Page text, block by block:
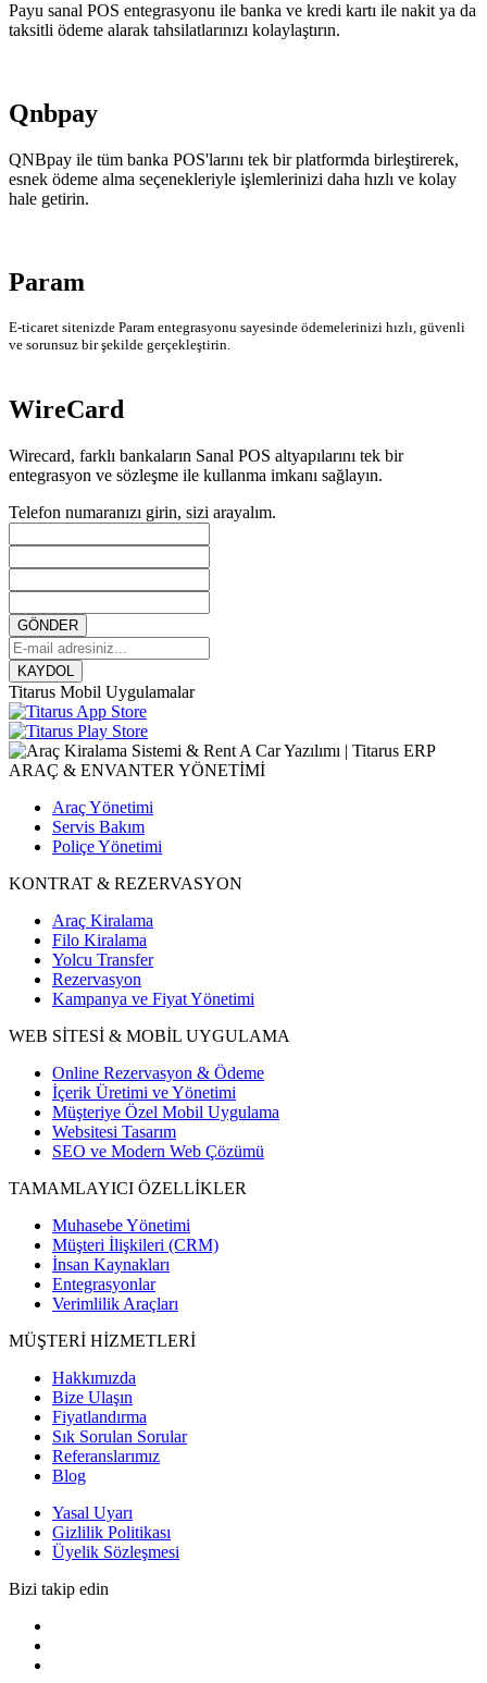
Payu sanal POS entegrasyonu ile banka ve kredi kartı ile nakit ya da
taksitli ödeme alarak tahsilatlarınızı kolaylaştırın.
Qnbpay
QNBpay ile tüm banka POS'larını tek bir platformda birleştirerek,
esnek ödeme alma seçenekleriyle işlemlerinizi daha hızlı ve kolay
hale getirin.
Param
E-ticaret sitenizde Param entegrasyonu sayesinde ödemelerinizi hızlı, güvenli
ve sorunsuz bir şekilde gerçekleştirin.
WireCard
Wirecard, farklı bankaların Sanal POS altyapılarını tek bir
entegrasyon ve sözleşme ile kullanma imkanı sağlayın.
Telefon numaranızı girin, sizi arayalım.
GÖNDER
KAYDOL
Titarus Mobil Uygulamalar
ARAÇ & ENVANTER YÖNETİMİ
Araç Yönetimi
Servis Bakım
Poliçe Yönetimi
KONTRAT & REZERVASYON
Araç Kiralama
Filo Kiralama
Yolcu Transfer
Rezervasyon
Kampanya ve Fiyat Yönetimi
WEB SİTESİ & MOBİL UYGULAMA
Online Rezervasyon & Ödeme
İçerik Üretimi ve Yönetimi
Müşteriye Özel Mobil Uygulama
Websitesi Tasarım
SEO ve Modern Web Çözümü
TAMAMLAYICI ÖZELLİKLER
Muhasebe Yönetimi
Müşteri İlişkileri (CRM)
İnsan Kaynakları
Entegrasyonlar
Verimlilik Araçları
MÜŞTERİ HİZMETLERİ
Hakkımızda
Bize Ulaşın
Fiyatlandırma
Sık Sorulan Sorular
Referanslarımız
Blog
Yasal Uyarı
Gizlilik Politikası
Üyelik Sözleşmesi
Bizi takip edin